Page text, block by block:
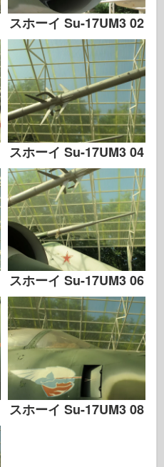
スホーイ Su-17UM3 02
スホーイ Su-17UM3 04
スホーイ Su-17UM3 06
スホーイ Su-17UM3 08